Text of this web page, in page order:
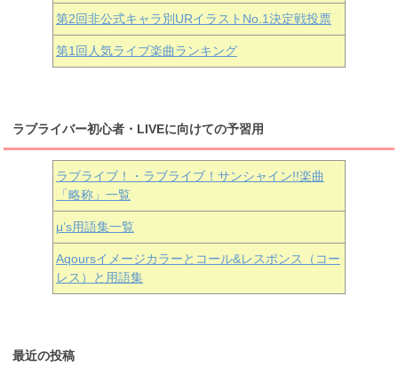
第2回非公式キャラ別URイラストNo.1決定戦投票
第1回人気ライブ楽曲ランキング
ラブライバー初心者・LIVEに向けての予習用
ラブライブ！・ラブライブ！サンシャイン!!楽曲
「略称」一覧
μ’s用語集一覧
Aqoursイメージカラーとコール&レスポンス（コー
レス）と用語集
最近の投稿